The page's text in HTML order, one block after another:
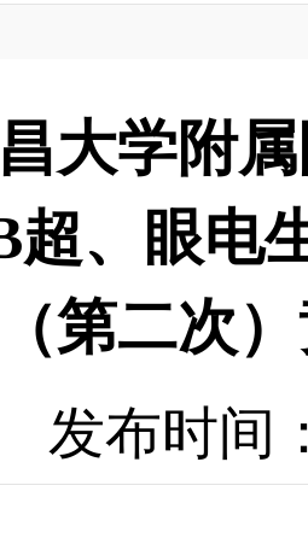
大学附
超、眼电
（第二次
发布时间